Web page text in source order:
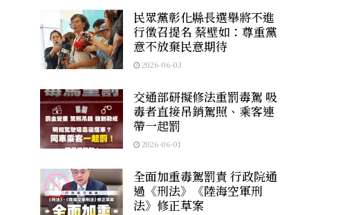
民眾黨彰化縣長選舉將不進
行徵召提名 蔡壁如：尊重黨
意不放棄民意期待
2026-06-03
交通部研擬修法重罰毒駕 吸
毒者直接吊銷駕照、乘客連
帶一起罰
2026-06-01
全面加重毒駕罰責 行政院通
過《刑法》《陸海空軍刑
法》修正草案